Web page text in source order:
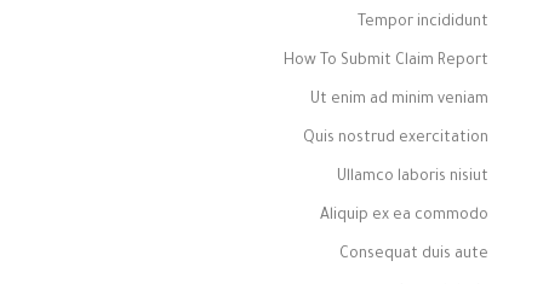
Tempor incididunt
How To Submit Claim Report
Ut enim ad minim veniam
Quis nostrud exercitation
Ullamco laboris nisiut
Aliquip ex ea commodo
Consequat duis aute